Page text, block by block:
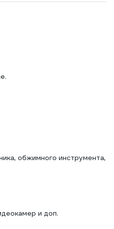
обжимного инструмента,
и доп.